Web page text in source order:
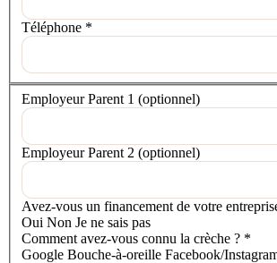
Téléphone *
Votre situation
Employeur Parent 1 (optionnel)
Employeur Parent 2 (optionnel)
Avez-vous un financement de votre
Oui Non Je ne sais pas
Comment avez-vous connu la crèche ? *
Google Bouche-à-oreille Facebook/